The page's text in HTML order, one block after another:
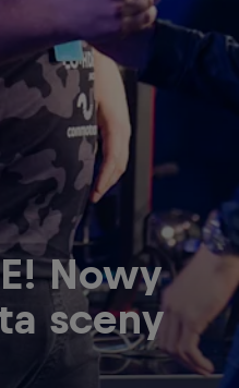
Nowy
sceny